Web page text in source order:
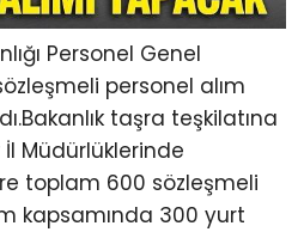
Personel Genel
personel alım
taşra teşkilatına
İl Müdürlüklerinde
toplam 600 sözleşmeli
kapsamında 300 yurt